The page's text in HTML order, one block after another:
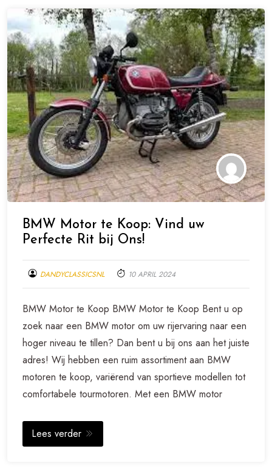
BMW Motor te Koop: Vind uw
Perfecte Rit bij Ons!
DANDYCLASSICSNL 10 APRIL 2024
BMW Motor te Koop BMW Motor te Koop Bent u op
zoek naar een BMW motor om uw rijervaring naar een
hoger niveau te tillen? Dan bent u bij ons aan het juiste
adres! Wij hebben een ruim assortiment aan BMW
motoren te koop, variërend van sportieve modellen tot
comfortabele tourmotoren. Met een BMW motor
Lees verder